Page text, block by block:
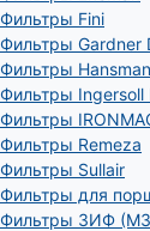
Фильтры Fini
Фильтры Gardner
Фильтры
Фильтры Ingersoll
Фильтры
Фильтры Remeza
Фильтры Sullair
Фильтры для
Фильтры ЗИФ